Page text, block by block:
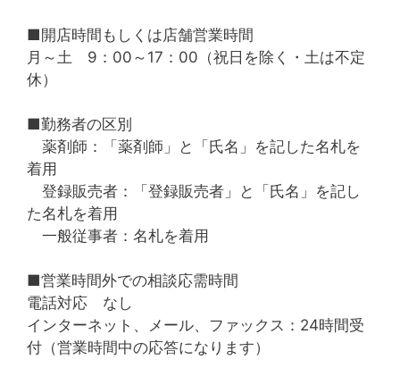
■開店時間もしくは店舗営業時間
月～土 9：00～17：00（祝日を除く・土は不定
休）
■勤務者の区別
薬剤師：「薬剤師」と「氏名」を記した名札を
着用
登録販売者：「登録販売者」と「氏名」を記し
た名札を着用
一般従事者：名札を着用
■営業時間外での相談応需時間
電話対応 なし
インターネット、メール、ファックス：24時間受
付（営業時間中の応答になります）